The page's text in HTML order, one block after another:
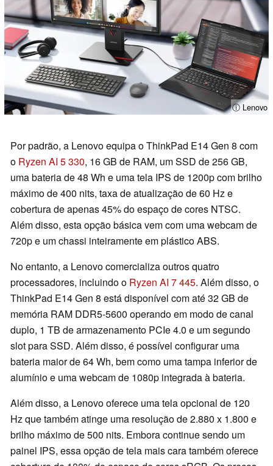
ⓘ Lenovo
Por padrão, a Lenovo equipa o ThinkPad E14 Gen 8 com
o Ryzen AI 5 330, 16 GB de RAM, um SSD de 256 GB,
uma bateria de 48 Wh e uma tela IPS de 1200p com brilho
máximo de 400 nits, taxa de atualização de 60 Hz e
cobertura de apenas 45% do espaço de cores NTSC.
Além disso, esta opção básica vem com uma webcam de
720p e um chassi inteiramente em plástico ABS.
No entanto, a Lenovo comercializa outros quatro
processadores, incluindo o Ryzen AI 7 445. Além disso, o
ThinkPad E14 Gen 8 está disponível com até 32 GB de
memória RAM DDR5-5600 operando em modo de canal
duplo, 1 TB de armazenamento PCIe 4.0 e um segundo
slot para SSD. Além disso, é possível configurar uma
bateria maior de 64 Wh, bem como uma tampa inferior de
alumínio e uma webcam de 1080p integrada à bateria.
Além disso, a Lenovo oferece uma tela opcional de 120
Hz que também atinge uma resolução de 2.880 x 1.800 e
brilho máximo de 500 nits. Embora continue sendo um
painel IPS, essa opção de tela mais cara também oferece